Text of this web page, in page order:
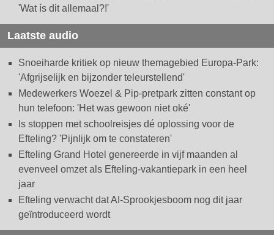
'Wat ís dit allemaal?!'
Laatste audio
Snoeiharde kritiek op nieuw themagebied Europa-Park:
'Afgrijselijk en bijzonder teleurstellend'
Medewerkers Woezel & Pip-pretpark zitten constant op
hun telefoon: 'Het was gewoon niet oké'
Is stoppen met schoolreisjes dé oplossing voor de
Efteling? 'Pijnlijk om te constateren'
Efteling Grand Hotel genereerde in vijf maanden al
evenveel omzet als Efteling-vakantiepark in een heel
jaar
Efteling verwacht dat AI-Sprookjesboom nog dit jaar
geïntroduceerd wordt